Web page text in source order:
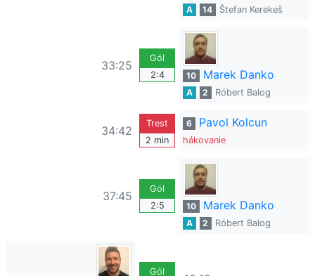
A 14 Štefan Kerekeš
33:25
Gól
2:4
10 Marek Danko
A 2 Róbert Balog
34:42
Trest
2 min
6 Pavol Kolcun
hákovanie
37:45
Gól
2:5
10 Marek Danko
A 2 Róbert Balog
Gól